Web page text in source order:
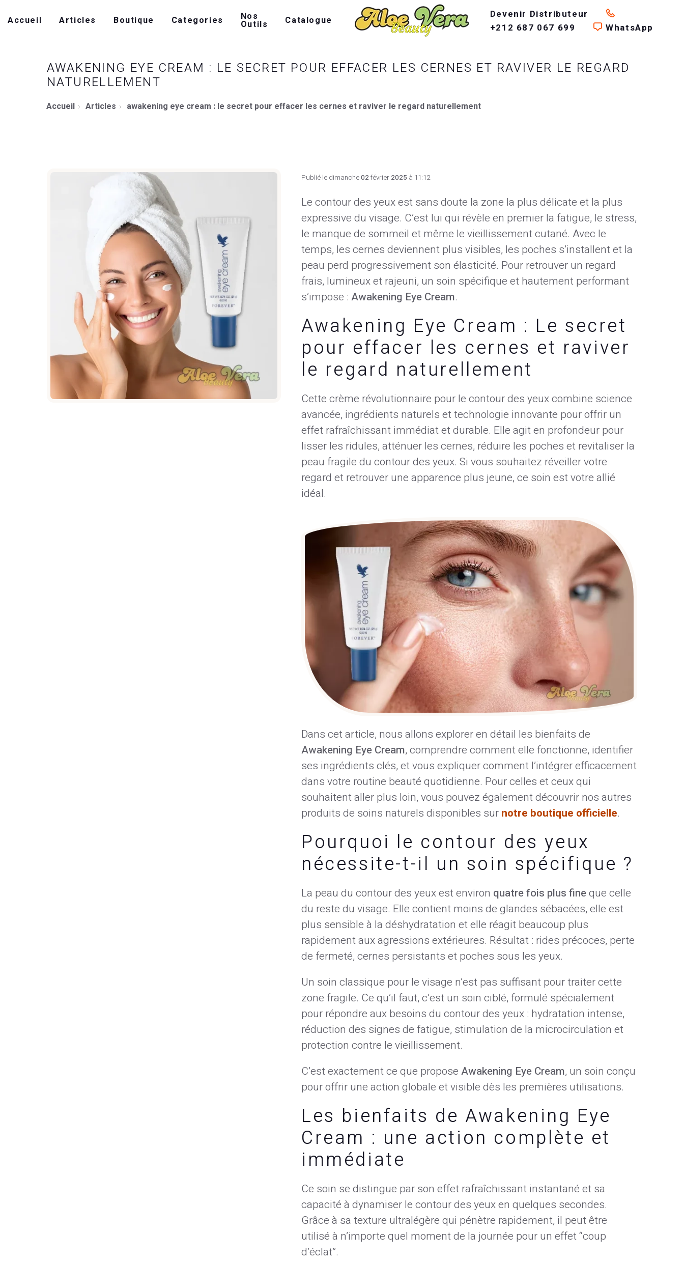
Accueil Articles Boutique Categories Nos
Outils Catalogue
Devenir Distributeur
+212 687 067 699
WhatsApp
AWAKENING EYE CREAM : LE SECRET POUR EFFACER LES CERNES ET RAVIVER LE REGARD
NATURELLEMENT
Accueil Articles awakening eye cream : le secret pour effacer les cernes et raviver le regard naturellement
Publié le dimanche02 février 2025 à 11:12
Le contour des yeux est sans doute la zone la plus délicate et la plus
expressive du visage. C’est lui qui révèle en premier la fatigue, le stress,
le manque de sommeil et même le vieillissement cutané. Avec le
temps, les cernes deviennent plus visibles, les poches s’installent et la
peau perd progressivement son élasticité. Pour retrouver un regard
frais, lumineux et rajeuni, un soin spécifique et hautement performant
s’impose :Awakening Eye Cream.
Awakening Eye Cream : Le secret
pour effacer les cernes et raviver
le regard naturellement
Cette crème révolutionnaire pour le contour des yeux combine science
avancée, ingrédients naturels et technologie innovante pour offrir un
effet rafraîchissant immédiat et durable. Elle agit en profondeur pour
lisser les ridules, atténuer les cernes, réduire les poches et revitaliser la
peau fragile du contour des yeux. Si vous souhaitez réveiller votre
regard et retrouver une apparence plus jeune, ce soin est votre allié
idéal.
Dans cet article, nous allons explorer en détail les bienfaits de
Awakening Eye Cream, comprendre comment elle fonctionne, identifier
ses ingrédients clés, et vous expliquer comment l’intégrer efficacement
dans votre routine beauté quotidienne. Pour celles et ceux qui
souhaitent aller plus loin, vous pouvez également découvrir nos autres
produits de soins naturels disponibles surnotre boutique officielle.
Pourquoi le contour des yeux
nécessite-t-il un soin spécifique ?
La peau du contour des yeux est environ quatre fois plus fineque celle
du reste du visage. Elle contient moins de glandes sébacées, elle est
plus sensible à la déshydratation et elle réagit beaucoup plus
rapidement aux agressions extérieures. Résultat : rides précoces, perte
de fermeté, cernes persistants et poches sous les yeux.
Un soin classique pour le visage n’est pas suffisant pour traiter cette
zone fragile. Ce qu’il faut, c’est un soin ciblé, formulé spécialement
pour répondre aux besoins du contour des yeux : hydratation intense,
réduction des signes de fatigue, stimulation de la microcirculation et
protection contre le vieillissement.
C’est exactement ce que proposeAwakening Eye Cream, un soin conçu
pour offrir une action globale et visible dès les premières utilisations.
Les bienfaits de Awakening Eye
Cream : une action complète et
immédiate
Ce soin se distingue par son effet rafraîchissant instantané et sa
capacité à dynamiser le contour des yeux en quelques secondes.
Grâce à sa texture ultralégère qui pénètre rapidement, il peut être
utilisé à n’importe quel moment de la journée pour un effet “coup
d’éclat”.